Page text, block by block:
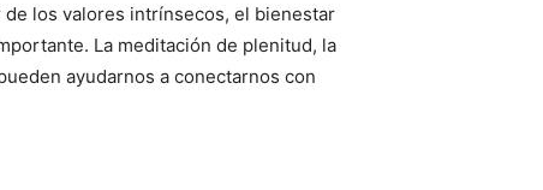
los valores intrínsecos, el bienestar
La meditación de plenitud, la
ayudarnos a conectarnos con